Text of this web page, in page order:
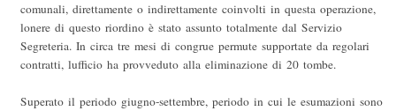
comunali, direttamente o indirettamente coinvolti in questa operazione,
lonere di questo riordino è stato assunto totalmente dal Servizio
Segreteria. In circa tre mesi di congrue permute supportate da regolari
contratti, lufficio ha provveduto alla eliminazione di 20 tombe.
Superato il periodo giugno-settembre, periodo in cui le esumazioni sono